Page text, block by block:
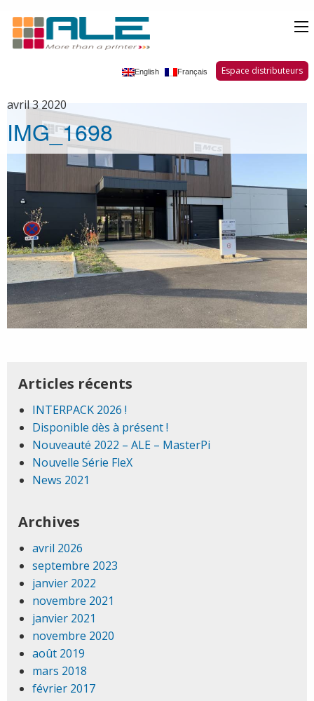
English Français Espace distributeurs
avril 3 2020
IMG_1698
Articles récents
INTERPACK 2026 !
Disponible dès à présent !
Nouveauté 2022 – ALE – MasterPi
Nouvelle Série FleX
News 2021
Archives
avril 2026
septembre 2023
janvier 2022
novembre 2021
janvier 2021
novembre 2020
août 2019
mars 2018
février 2017